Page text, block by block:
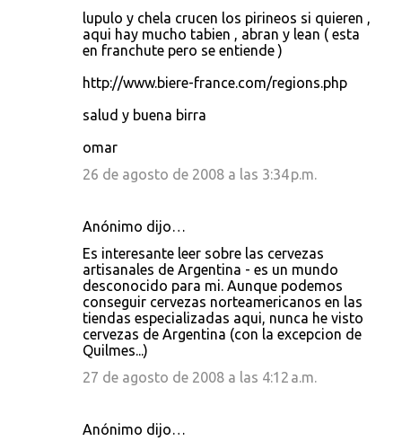
lupulo y chela crucen los pirineos si quieren ,
aqui hay mucho tabien , abran y lean ( esta
en franchute pero se entiende )
http://www.biere-france.com/regions.php
salud y buena birra
omar
26 de agosto de 2008 a las 3:34 p.m.
Anónimo dijo…
Es interesante leer sobre las cervezas
artisanales de Argentina - es un mundo
desconocido para mi. Aunque podemos
conseguir cervezas norteamericanos en las
tiendas especializadas aqui, nunca he visto
cervezas de Argentina (con la excepcion de
Quilmes...)
27 de agosto de 2008 a las 4:12 a.m.
Anónimo dijo…